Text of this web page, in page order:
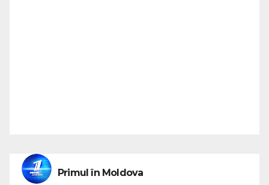
Primul în Moldova